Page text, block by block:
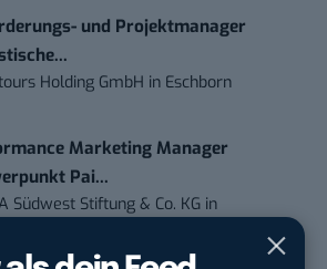
und Projektmanager
Holding GmbH in Eschborn
Marketing Manager
Pai...
Südwest Stiftung & Co. KG in